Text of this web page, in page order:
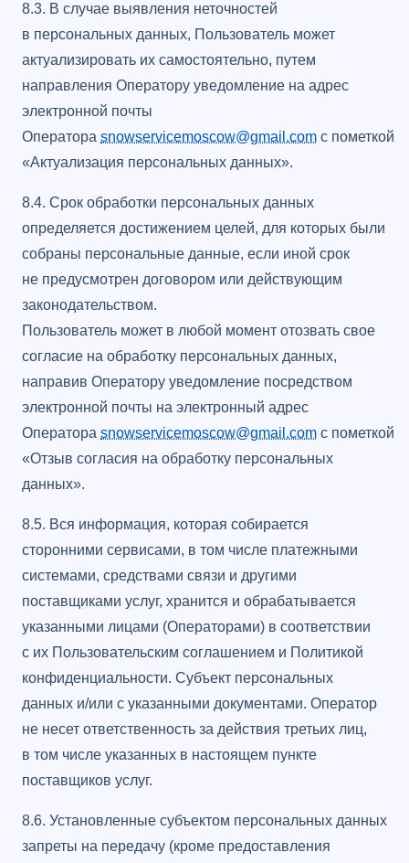
8.3. В случае выявления неточностей
в персональных данных, Пользователь может
актуализировать их самостоятельно, путем
направления Оператору уведомление на адрес
электронной почты
Оператора snowservicemoscow@gmail.com с пометкой
«Актуализация персональных данных».
8.4. Срок обработки персональных данных
определяется достижением целей, для которых были
собраны персональные данные, если иной срок
не предусмотрен договором или действующим
законодательством.
Пользователь может в любой момент отозвать свое
согласие на обработку персональных данных,
направив Оператору уведомление посредством
электронной почты на электронный адрес
Оператора snowservicemoscow@gmail.com с пометкой
«Отзыв согласия на обработку персональных
данных».
8.5. Вся информация, которая собирается
сторонними сервисами, в том числе платежными
системами, средствами связи и другими
поставщиками услуг, хранится и обрабатывается
указанными лицами (Операторами) в соответствии
с их Пользовательским соглашением и Политикой
конфиденциальности. Субъект персональных
данных и/или с указанными документами. Оператор
не несет ответственность за действия третьих лиц,
в том числе указанных в настоящем пункте
поставщиков услуг.
8.6. Установленные субъектом персональных данных
запреты на передачу (кроме предоставления